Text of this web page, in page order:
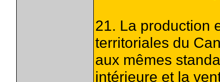
21. La production
territoriales du
aux mêmes
intérieure et la